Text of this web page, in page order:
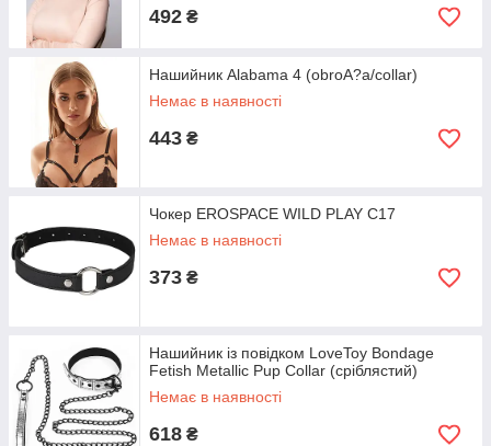
492 ₴
Нашийник Alabama 4 (obroA?a/collar)
Немає в наявності
443 ₴
Чокер EROSPACE WILD PLAY C17
Немає в наявності
373 ₴
Нашийник із повідком LoveToy Bondage
Fetish Metallic Pup Collar (сріблястий)
Немає в наявності
618 ₴